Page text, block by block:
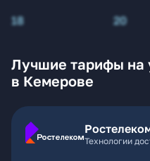
18
20
Лучшие тарифы на
в Кемерове
Технологии